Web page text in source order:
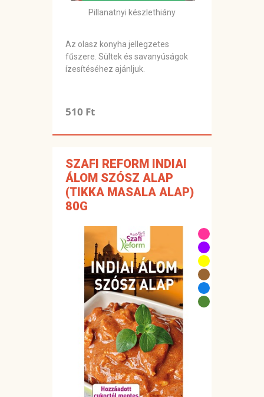
Pillanatnyi készlethiány
Az olasz konyha jellegzetes
fűszere. Sültek és savanyúságok
ízesítéséhez ajánljuk.
510 Ft
SZAFI REFORM INDIAI
ÁLOM SZÓSZ ALAP
(TIKKA MASALA ALAP)
80G